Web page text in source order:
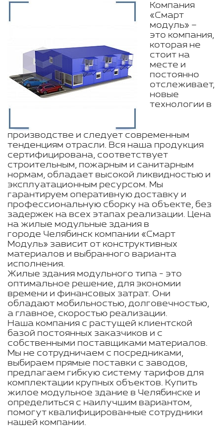
Компания
«Смарт
модуль» –
это компания,
которая не
стоит на
месте и
постоянно
отслеживает,
новые
технологии в
производстве и следует современным
тенденциям отрасли. Вся наша продукция
сертифицирована, соответствует
строительным, пожарным и санитарным
нормам, обладает высокой ликвидностью и
эксплуатационным ресурсом. Мы
гарантируем оперативную доставку и
профессиональную сборку на объекте, без
задержек на всех этапах реализации. Цена
на жилые модульные здания в
городе Челябинск компании «Смарт
Модуль» зависит от конструктивных
материалов и выбранного варианта
исполнения.
Жилые здания модульного типа - это
оптимальное решение, для экономии
времени и финансовых затрат. Они
обладают мобильностью, долговечностью,
а главное, скоростью реализации.
Наша компания с растущей клиентской
базой постоянных заказчиков и с
собственными поставщиками материалов.
Мы не сотрудничаем с посредниками,
выбираем прямые поставки с заводов,
предлагаем гибкую систему тарифов для
комплектации крупных объектов. Купить
жилое модульное здание в Челябинске и
определиться с наилучшим вариантом,
помогут квалифицированные сотрудники
нашей компании.